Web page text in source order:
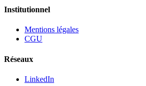
Institutionnel
Mentions légales
CGU
Réseaux
LinkedIn